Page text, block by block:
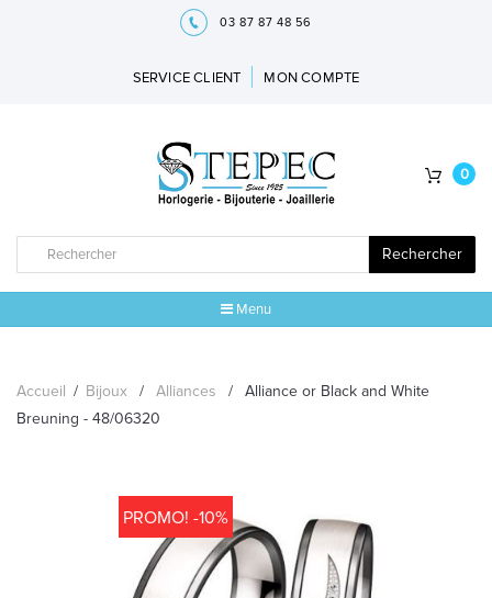
03 87 87 48 56
SERVICE CLIENT MON COMPTE
Rechercher
0
Menu
MONTRES
LES GEORGETTES
SWAROVSKI
Accueil / Bijoux / Alliances /
Alliance or Black and White
Breuning - 48/06320
PROMO! -10%